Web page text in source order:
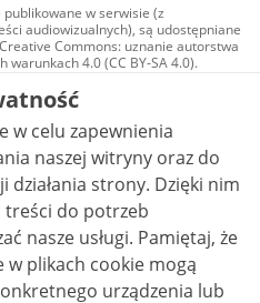
w serwisie (z
audiowizualnych), są udostępniane
Commons: uznanie autorstwa
warunkach 4.0 (CC BY-SA 4.0).
w tym zdjęcia, materiały
udostępniane na licencji typu
uznanie autorstwa użycie
utworów zależnych 4.0 (CC BY-
nie jest to stwierdzone inaczej.
w celu zapewnienia
naszej witryny oraz do
strony. Dzięki nim
treści do potrzeb
Pamiętaj, że
plikach cookie mogą
urządzenia lub